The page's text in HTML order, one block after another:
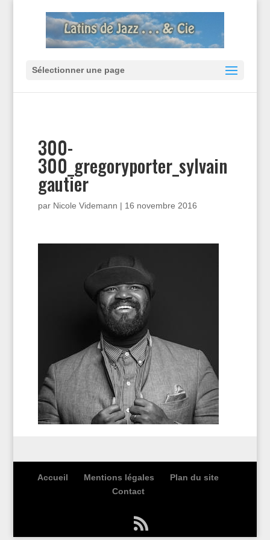
Sélectionner une page
300-
300_gregoryporter_sylvain
gautier
par Nicole Videmann | 16 novembre 2016
Accueil Mentions légales
Plan du site
Contact